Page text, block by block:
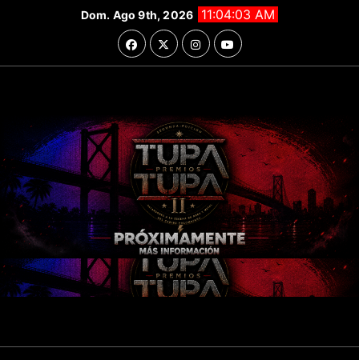
Dom. Ago 9th, 2026 11:04:03 AM